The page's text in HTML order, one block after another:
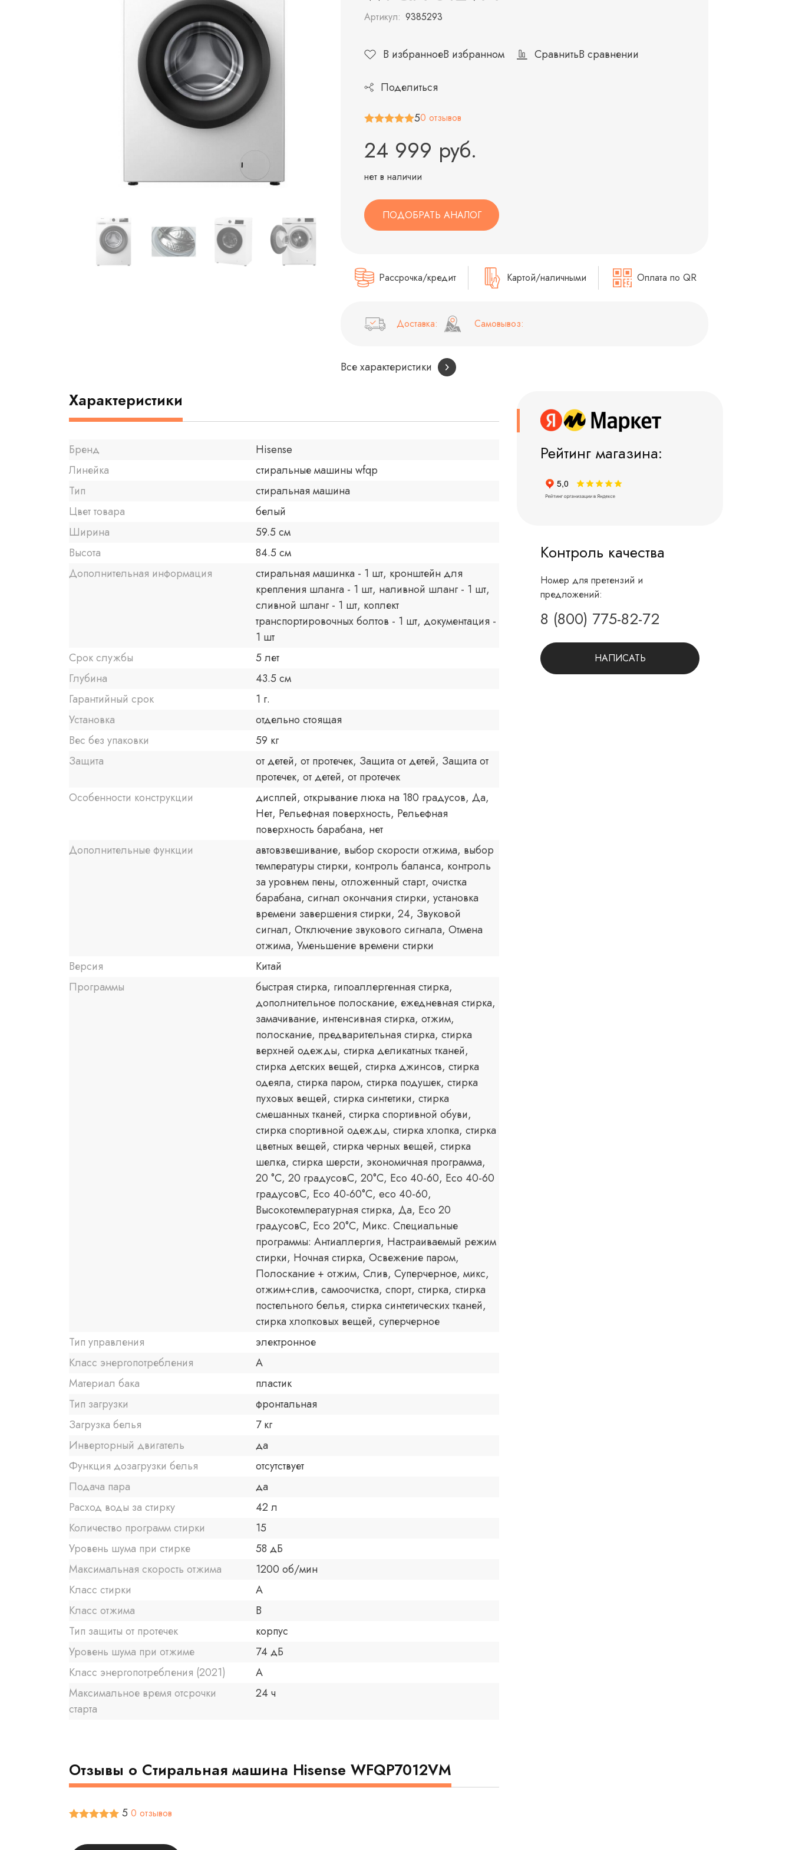
Артикул: 9385293
В избранноеВ избранном СравнитьВ сравнении
Поделиться
50 отзывов
24 999 руб.
нет в наличии
ПОДОБРАТЬ АНАЛОГ
Рассрочка/кредит Картой/наличными Оплата по QR
Доставка: Самовывоз:
Все характеристики
Рейтинг магазина:
Контроль качества
Номер для претензий и
предложений:
8 (800) 775-82-72
НАПИСАТЬ
Характеристики
Бренд
Hisense
Линейка
стиральные машины wfqp
Тип
стиральная машина
Цвет товара
белый
Ширина
59.5 см
Высота
84.5 см
Дополнительная информация
стиральная машинка - 1 шт, кронштейн для
крепления шланга - 1 шт, наливной шланг - 1 шт,
сливной шланг - 1 шт, коплект
транспортировочных болтов - 1 шт, документация -
1 шт
Срок службы
5 лет
Глубина
43.5 см
Гарантийный срок
1 г.
Установка
отдельно стоящая
Вес без упаковки
59 кг
Защита
от детей, от протечек, Защита от детей, Защита от
протечек, от детей, от протечек
Особенности конструкции
дисплей, открывание люка на 180 градусов, Да,
Нет, Рельефная поверхность, Рельефная
поверхность барабана, нет
Дополнительные функции
автовзвешивание, выбор скорости отжима, выбор
температуры стирки, контроль баланса, контроль
за уровнем пены, отложенный старт, очистка
барабана, сигнал окончания стирки, установка
времени завершения стирки, 24, Звуковой
сигнал, Отключение звукового сигнала, Отмена
отжима, Уменьшение времени стирки
Версия
Китай
Программы
быстрая стирка, гипоаллергенная стирка,
дополнительное полоскание, ежедневная стирка,
замачивание, интенсивная стирка, отжим,
полоскание, предварительная стирка, стирка
верхней одежды, стирка деликатных тканей,
стирка детских вещей, стирка джинсов, стирка
одеяла, стирка паром, стирка подушек, стирка
пуховых вещей, стирка синтетики, стирка
смешанных тканей, стирка спортивной обуви,
стирка спортивной одежды, стирка хлопка, стирка
цветных вещей, стирка черных вещей, стирка
шелка, стирка шерсти, экономичная программа,
20 °С, 20 градусовС, 20°С, Eco 40-60, Eco 40-60
градусовС, Eco 40-60°С, eco 40-60,
Высокотемпературная стирка, Да, Есо 20
градусовС, Есо 20°С, Микс. Специальные
программы: Антиаллергия, Настраиваемый режим
стирки, Ночная стирка, Освежение паром,
Полоскание + отжим, Слив, Суперчерное, микс,
отжим+слив, самоочистка, спорт, стирка, стирка
постельного белья, стирка синтетических тканей,
стирка хлопковых вещей, суперчерное
Тип управления
электронное
Класс энергопотребления
A
Материал бака
пластик
Тип загрузки
фронтальная
Загрузка белья
7 кг
Инверторный двигатель
да
Функция дозагрузки белья
отсутствует
Подача пара
да
Расход воды за стирку
42 л
Количество программ стирки
15
Уровень шума при стирке
58 дБ
Максимальная скорость отжима
1200 об/мин
Класс стирки
A
Класс отжима
B
Тип защиты от протечек
корпус
Уровень шума при отжиме
74 дБ
Класс энергопотребления (2021)
A
Максимальное время отсрочки
старта
24 ч
Отзывы о Стиральная машина Hisense WFQP7012VM
5 0 отзывов